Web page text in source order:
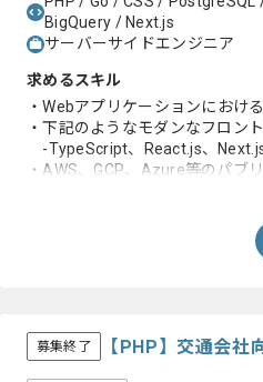
BigQuery / Next.js
サーバーサイドエンジニア
求めるスキル
・Webアプリケーションにおけ
・下記のようなモダンなフロン
-TypeScript、React.js、
・AWS、GCP、Azure等のパブ
・Web標準技術および周辺知識
募集終了 【PHP】交通会